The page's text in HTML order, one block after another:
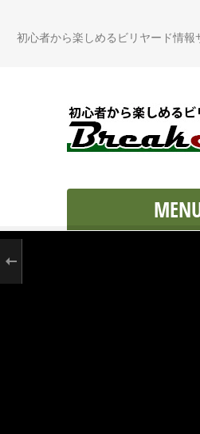
初心者から楽しめるビリヤード情